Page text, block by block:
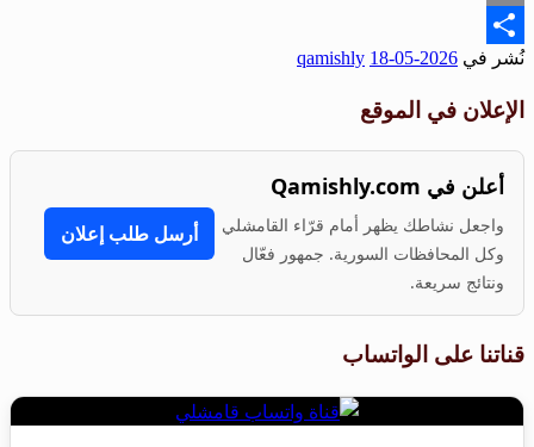
Email
Share
نُشر في 2026-05-18
qamishly
الإعلان في الموقع
أعلن في Qamishly.com
واجعل نشاطك يظهر أمام قرّاء القامشلي
وكل المحافظات السورية. جمهور فعّال
ونتائج سريعة.
أرسل طلب إعلان
قناتنا على الواتساب